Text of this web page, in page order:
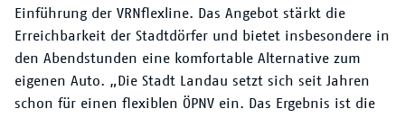
Einführung der VRNflexline. Das Angebot stärkt die
Erreichbarkeit der Stadtdörfer und bietet insbesondere in
den Abendstunden eine komfortable Alternative zum
eigenen Auto. „Die Stadt Landau setzt sich seit Jahren
schon für einen flexiblen ÖPNV ein. Das Ergebnis ist die